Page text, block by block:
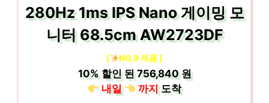
280Hz 1ms IPS Nano 게이밍 모
니터 68.5cm AW2723DF
[ NO.9 제품 ]
10%할인 된756,840 원
내일
까지도착